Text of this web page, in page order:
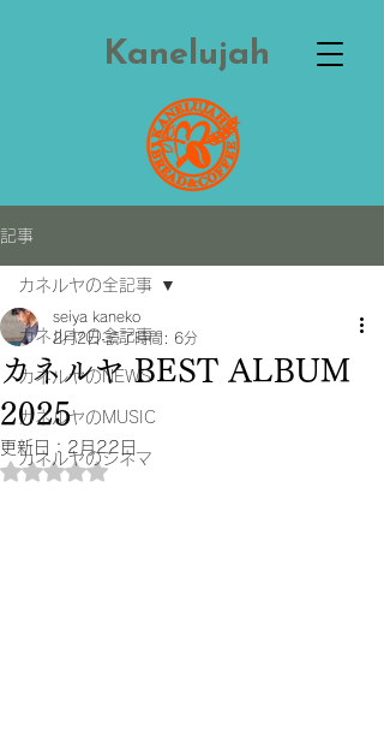
Kanelujah
記事
カネルヤの全記事
カネルヤのNEWS
カネルヤのMUSIC
カネルヤのシネマ
カネルヤの全記事
カネルヤ BEST ALBUM
2025
seiya kaneko
2月2日 読了時間: 6分
更新日： 2月22日
5つ星のうちNaNと評価されています。